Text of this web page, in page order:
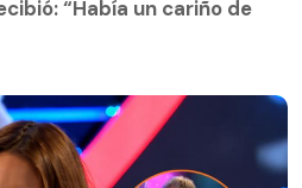
“Había un cariño de